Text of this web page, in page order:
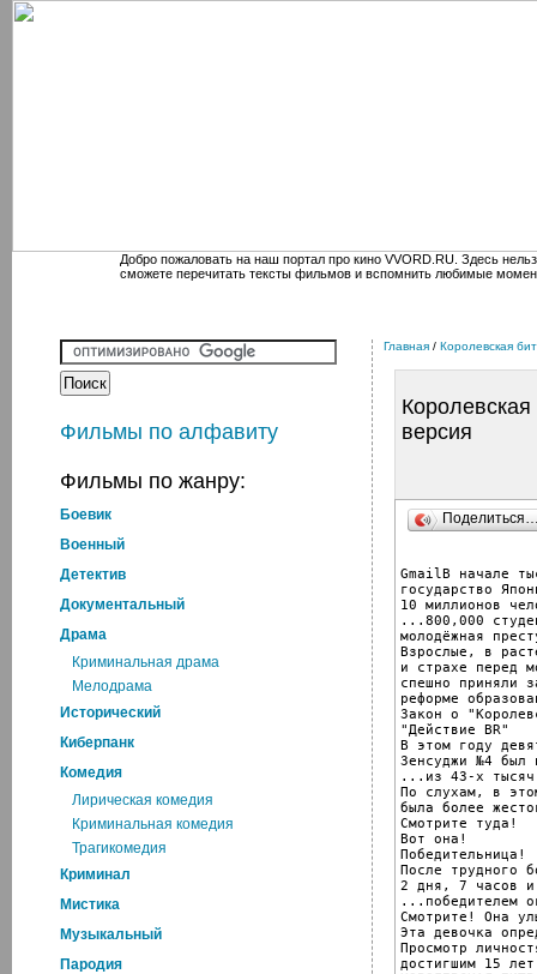
Добро пожаловать на наш портал про кино VVORD.RU. Здесь
сможете перечитать тексты фильмов и вспомнить любимые
Фильмы по алфавиту
Фильмы по жанру:
Боевик
Военный
Детектив
Документальный
Драма
Криминальная драма
Мелодрама
Исторический
Киберпанк
Комедия
Лирическая комедия
Криминальная комедия
Трагикомедия
Криминал
Мистика
Музыкальный
Пародия
Главная / Королевская
версия
GmailВ начале
государство
10 миллионов
...800,000
молодёжная
Взрослые, в
и страхе перед
спешно приняли
реформе
Закон о
"Действие BR"
В этом году
Зенсуджи №4
...из 43-х тысяч
По слухам, в
была более
Смотрите туда!
Вот она!
Победительница!
После трудного
2 дня, 7 часов
...победителем
Смотрите! Она
Эта девочка
Просмотр
достигшим 15